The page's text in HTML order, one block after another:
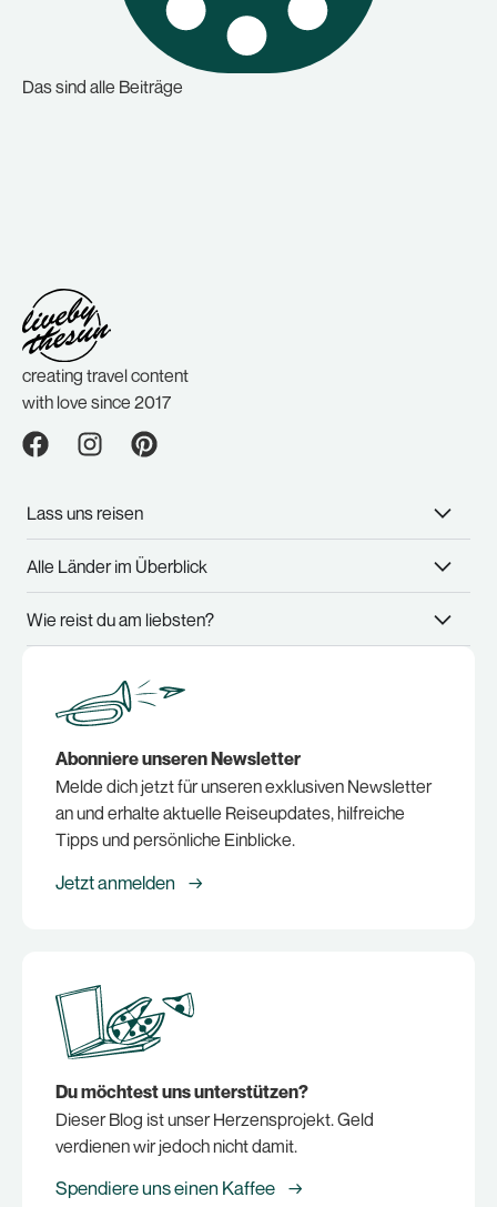
Das sind alle Beiträge
creating travel content
with love since 2017
Lass uns reisen
Alle Länder im Überblick
Wie reist du am liebsten?
Abonniere unseren Newsletter
Melde dich jetzt für unseren exklusiven Newsletter
an und erhalte aktuelle Reiseupdates, hilfreiche
Tipps und persönliche Einblicke.
Jetzt anmelden →
Du möchtest uns unterstützen?
Dieser Blog ist unser Herzensprojekt. Geld
verdienen wir jedoch nicht damit.
Spendiere uns einen Kaffee →